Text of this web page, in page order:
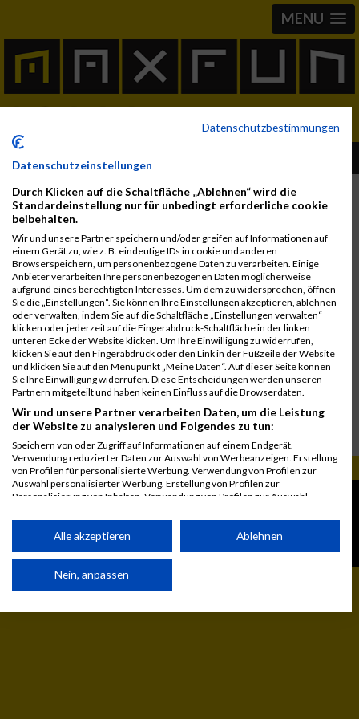
MENU
Ergebnis nicht gefunden
Dieses Ergebnis steht leider nicht mehr zur Verfügung.
© MaxFun Sports GmbH
Mediadaten
Impressum
Datenschutzbestimmungen
Datenschutzeinstellungen
Durch Klicken auf die Schaltfläche „Ablehnen“ wird die
Standardeinstellung nur für unbedingt erforderliche cookie
beibehalten.
Wir und unsere Partner speichern und/oder greifen auf Informationen auf
einem Gerät zu, wie z. B. eindeutige IDs in cookie und anderen
Browserspeichern, um personenbezogene Daten zu verarbeiten. Einige
Anbieter verarbeiten Ihre personenbezogenen Daten möglicherweise
aufgrund eines berechtigten Interesses. Um dem zu widersprechen, öffnen
Sie die „Einstellungen“. Sie können Ihre Einstellungen akzeptieren, ablehnen
oder verwalten, indem Sie auf die Schaltfläche „Einstellungen verwalten“
klicken oder jederzeit auf die Fingerabdruck-Schaltfläche in der linken
unteren Ecke der Website klicken. Um Ihre Einwilligung zu widerrufen,
klicken Sie auf den Fingerabdruck oder den Link in der Fußzeile der Website
und klicken Sie auf den Menüpunkt „Meine Daten“. Auf dieser Seite können
Sie Ihre Einwilligung widerrufen. Diese Entscheidungen werden unseren
Partnern mitgeteilt und haben keinen Einfluss auf die Browserdaten.
Wir und unsere Partner verarbeiten Daten, um die Leistung
der Website zu analysieren und Folgendes zu tun:
Speichern von oder Zugriff auf Informationen auf einem Endgerät.
Verwendung reduzierter Daten zur Auswahl von Werbeanzeigen. Erstellung
von Profilen für personalisierte Werbung. Verwendung von Profilen zur
Auswahl personalisierter Werbung. Erstellung von Profilen zur
Personalisierung von Inhalten. Verwendung von Profilen zur Auswahl
Performance von Inhalten. Analyse von Zielgruppen durch Statistiken oder
Kombinationen von Daten aus verschiedenen Quellen. Entwicklung und
von Inhalten.
Daten können außerhalb der Europäischen Union weitergegeben und in die
Alle akzeptieren Ablehnen
Nein, anpassen